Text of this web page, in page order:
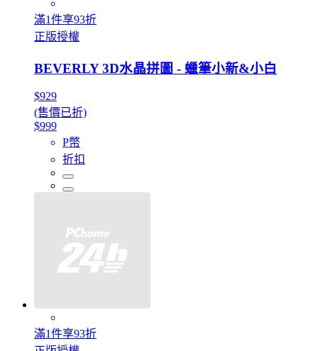
滿1件享93折
正版授權
BEVERLY 3D水晶拼圖 - 蠟筆小新&小白
$929
(售價已折)
$999
P幣
折扣
滿1件享93折